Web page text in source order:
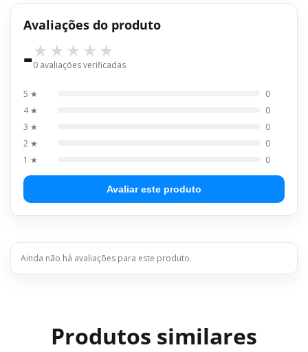
Avaliações do produto
-0 avaliações verificadas
5 ★
0
4 ★
0
3 ★
0
2 ★
0
1 ★
0
Avaliar este produto
Ainda não há avaliações para este produto.
Produtos similares